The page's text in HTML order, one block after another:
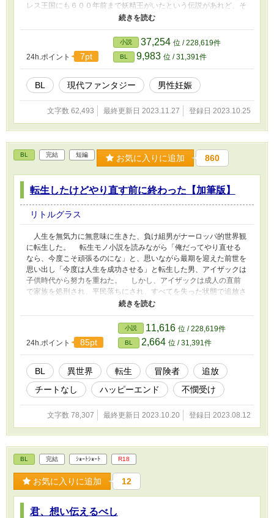
レス王国にも６００年前まで妖精王がいたという伝説があれど、そ
の存在を本当に信じている人間は少ない。 妖精王伝説が語る
変化で魚が穫れるようになっただけとされているなか、男性が妊娠
出来る『祝福』だけは、奇跡の魔法として今もなお引き継がれてい
る。 ＊ アレクレットは男性でありながら妊娠が出来る希少な
『祝福持ち』だ。 しかし、祝福を消したいと望んでいた。 父
親よりも年上の男からされる求婚から逃れるため。 ヘテロなの
にゲイと結婚して、夫夫生活がうまくいかなかった父と同じ失敗を
しないため。 自分の目的のために女性と結婚する事もできない
アレクレットが思いついた方法は、結婚せずに子どもだけ作るこ
と。 そして、合コンで良い男をゲットしたと思ったら、事態は
世界観は限りなく現代です。 ・男性が妊娠、出産する描写はあり
ません。 ・R･R18には性的な描写があります。 ＊＊＊
24h.ポイント 7pt
小説 37,254 位 / 228,619件
BL 9,983 位 / 31,391件
BL 現代ファンタジー 男性妊娠
文字数 62,493 最終更新日 2023.11.27 登録日 2023.10.25
BL 完結 短編 お気に入りに追加 860
転生したけどやり直す前に終わった【加筆版】
リトルグラス
人生を無気力に無意味に生きた、負け組男がナーロッパ的世界観
に転生した。 転生モノ小説を読みながら「俺だってやり直せる
なら、今度こそ頑張るのにな」と、思いながら最期を迎えた前世を
思い出し「今度は人生を成功させる」と転生した男、アイザックは
子供時代から努力を重ねた。 しかし、アイザックは成人の直前
で家族を処刑され、平民落ちにされ、すべてを失った状態で追放さ
れた。 ろくなチートもなく、あるのは子供時代の努力の結果だ
指す── ＊＊＊ 第１１回BL小説大賞にエントリーするために修
正と加筆を加え、作者のつぶやきは削除しました。(23'10'20) ＊＊
24h.ポイント
85pt
小説 11,616 位 / 228,619件
BL 2,664 位 / 31,391件
BL 異世界 転生 冒険者
追放
チートなし
ハッピーエンド 不憫受け
文字数 78,307 最終更新日 2023.10.20 登録日 2023.08.12
BL 完結 ｼｮｰﾄｼｮｰﾄ R18
お気に入りに追加 12
君、想い伝えるべし